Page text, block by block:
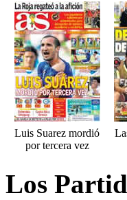
Luis Suarez mordió
por tercera vez
Los